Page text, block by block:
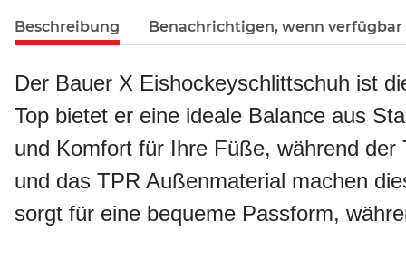
Beschreibung Benachrichtigen, wenn verfügbar
Der Bauer X Eishockeyschlittschuh ist
Top bietet er eine ideale Balance aus
und Komfort für Ihre Füße, während
und das TPR Außenmaterial machen
sorgt für eine bequeme Passform,